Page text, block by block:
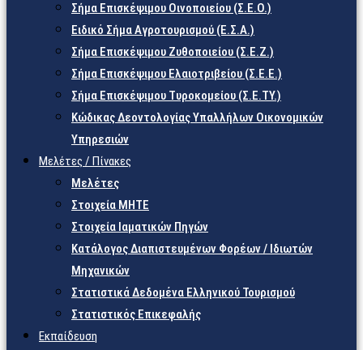
Σήμα Επισκέψιμου Οινοποιείου (Σ.Ε.Ο.)
Ειδικό Σήμα Αγροτουρισμού (Ε.Σ.Α.)
Σήμα Επισκέψιμου Ζυθοποιείου (Σ.Ε.Ζ.)
Σήμα Επισκέψιμου Ελαιοτριβείου (Σ.Ε.Ε.)
Σήμα Επισκέψιμου Τυροκομείου (Σ.Ε.TY.)
Κώδικας Δεοντολογίας Υπαλλήλων Οικονομικών
Υπηρεσιών
Μελέτες / Πίνακες
Μελέτες
Στοιχεία ΜΗΤΕ
Στοιχεία Ιαματικών Πηγών
Κατάλογος Διαπιστευμένων Φορέων / Ιδιωτών
Μηχανικών
Στατιστικά Δεδομένα Ελληνικού Τουρισμού
Στατιστικός Επικεφαλής
Εκπαίδευση